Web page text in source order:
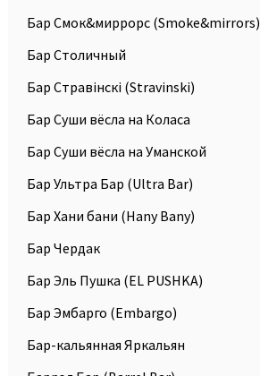
Бар Смок&миррорс (Smoke&mirrors)
Бар Столичный
Бар Стравiнскi (Stravinski)
Бар Суши вёсла на Коласа
Бар Суши вёсла на Уманской
Бар Ультра Бар (Ultra Bar)
Бар Хани бани (Hany Bany)
Бар Чердак
Бар Эль Пушка (EL PUSHKA)
Бар Эмбарго (Embargo)
Бар-кальянная Яркальян